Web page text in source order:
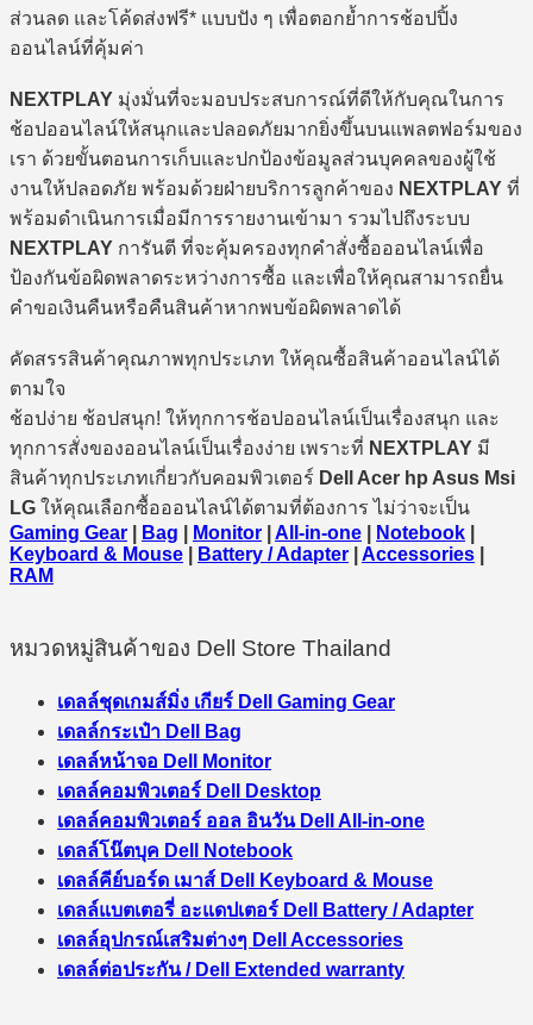
ส่วนลด และโค้ดส่งฟรี* แบบปัง ๆ เพื่อตอกย้ำการช้อปปิ้ง
ออนไลน์ที่คุ้มค่า
NEXTPLAY มุ่งมั่นที่จะมอบประสบการณ์ที่ดีให้กับคุณในการ
ช้อปออนไลน์ให้สนุกและปลอดภัยมากยิ่งขึ้นบนแพลตฟอร์มของ
เรา ด้วยขั้นตอนการเก็บและปกป้องข้อมูลส่วนบุคคลของผู้ใช้
งานให้ปลอดภัย พร้อมด้วยฝ่ายบริการลูกค้าของ NEXTPLAY ที่
พร้อมดำเนินการเมื่อมีการรายงานเข้ามา รวมไปถึงระบบ
NEXTPLAY การันตี ที่จะคุ้มครองทุกคำสั่งซื้อออนไลน์เพื่อ
ป้องกันข้อผิดพลาดระหว่างการซื้อ และเพื่อให้คุณสามารถยื่น
คำขอเงินคืนหรือคืนสินค้าหากพบข้อผิดพลาดได้
คัดสรรสินค้าคุณภาพทุกประเภท ให้คุณซื้อสินค้าออนไลน์ได้
ตามใจ
ช้อปง่าย ช้อปสนุก! ให้ทุกการช้อปออนไลน์เป็นเรื่องสนุก และ
ทุกการสั่งของออนไลน์เป็นเรื่องง่าย เพราะที่ NEXTPLAY มี
สินค้าทุกประเภทเกี่ยวกับคอมพิวเตอร์ Dell Acer hp Asus Msi
LG ให้คุณเลือกซื้อออนไลน์ได้ตามที่ต้องการ ไม่ว่าจะเป็น
Gaming Gear
Bag Monitor All-in-one Notebook
Keyboard & Mouse
Battery / Adapter Accessories
RAM
หมวดหมู่สินค้าของ Dell Store Thailand
เดลล์ชุดเกมส์มิ่ง เกียร์ Dell Gaming Gear
เดลล์กระเป๋า Dell Bag
เดลล์หน้าจอ Dell Monitor
เดลล์คอมพิวเตอร์ Dell Desktop
เดลล์คอมพิวเตอร์ ออล อินวัน Dell All-in-one
เดลล์โน๊ตบุค Dell Notebook
เดลล์คีย์บอร์ด เมาส์ Dell Keyboard & Mouse
เดลล์แบตเตอรี่ อะแดปเตอร์ Dell Battery / Adapter
เดลล์อุปกรณ์เสริมต่างๆ Dell Accessories
เดลล์ต่อประกัน / Dell Extended warranty